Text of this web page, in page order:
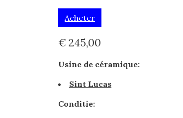
Acheter
€ 245,00
Usine de céramique:
Sint Lucas
Conditie: